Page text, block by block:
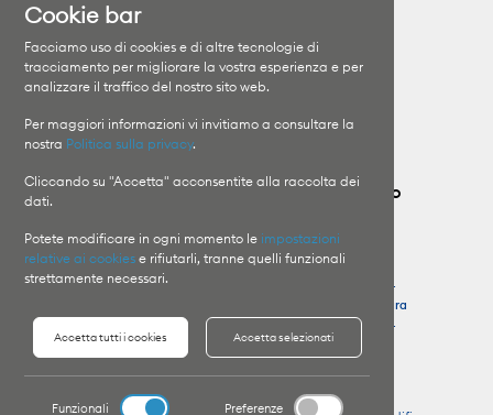
Clinica Moncucco
Clinica Santa Chiara
Orari di visita
Informazioni sui ricoveri
Specializzazioni
I medici
Il Gruppo
Lavora con noi
Contatta il Gruppo Ospedaliero Moncucco
Clinica Moncucco
T+41 91 960 81 11
Clinica Santa Chiara
T+41 91 756 41 11
Pronto Soccorso
Clinica Moncucco
+41 91 960 85 64
Clinica Santa Chiara
+41 91 756 48 44
Cookie bar
Facciamo uso di cookies e di altre tecnologie di
tracciamento per migliorare la vostra esperienza e per
analizzare il traffico del nostro sito web.
Per maggiori informazioni vi invitiamo a consultare la
nostra Politica sulla privacy.
Cliccando su "Accetta" acconsentite alla raccolta dei
dati.
Potete modificare in ogni momento le impostazioni
relative ai cookies e rifiutarli, tranne quelli funzionali
strettamente necessari.
Accetta tutti i cookies Accetta selezionati
Funzionali Preferenze